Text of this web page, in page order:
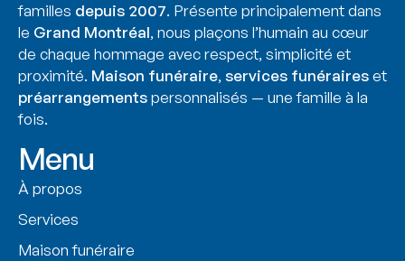
familles depuis 2007. Présente principalement dans
le Grand Montréal, nous plaçons l’humain au cœur
de chaque hommage avec respect, simplicité et
proximité. Maison funéraire, services funéraireset
préarrangementspersonnalisés — une famille à la
fois.
Menu
À propos
Services
Maison funéraire